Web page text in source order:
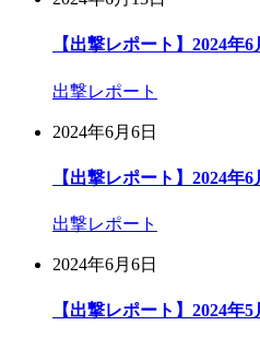
【出撃レポート】2024
出撃レポート
2024年6月6日
【出撃レポート】2024年
出撃レポート
2024年6月6日
【出撃レポート】2024